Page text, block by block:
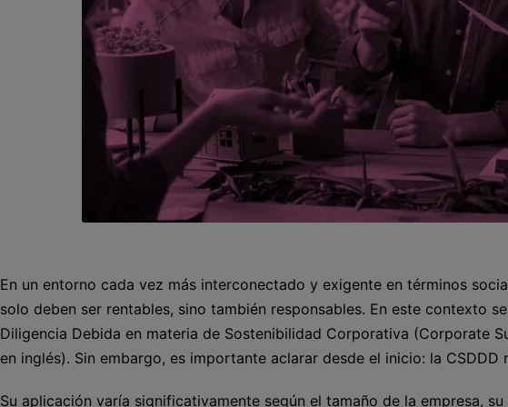
En un entorno cada vez más interconectado y exigente en términos
solo deben ser rentables, sino también responsables. En este contexto
Diligencia Debida en materia de Sostenibilidad Corporativa (Corporate
en inglés). Sin embargo, es importante aclarar desde el inicio: la
Su aplicación varía significativamente según el tamaño de la empresa,